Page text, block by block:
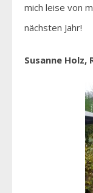
mich leise von
nächsten Jahr!
Susanne